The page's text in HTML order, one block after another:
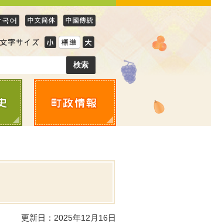
更新日：2025年12月16日